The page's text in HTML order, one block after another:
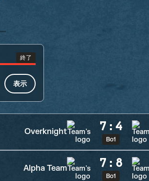
終了
表示
Overknight 7 : 4
Bo1
Alpha Team 7 : 8
Bo1